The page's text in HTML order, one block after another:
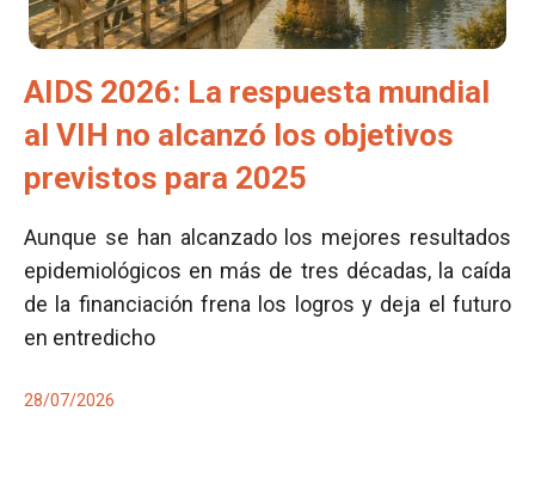
AIDS 2026: La respuesta mundial
al VIH no alcanzó los objetivos
previstos para 2025
Aunque se han alcanzado los mejores resultados
epidemiológicos en más de tres décadas, la caída
de la financiación frena los logros y deja el futuro
en entredicho
28/07/2026